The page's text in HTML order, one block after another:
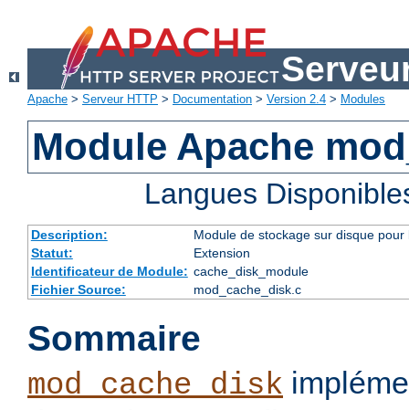
Apache > Serveur HTTP > Documentation > Version 2.4 > Modules
Module Apache
Langues
Description:
Module de stockage sur disque
Statut:
Extension
Identificateur de Module: cache_disk_module
Fichier Source:
mod_cache_disk.c
Sommaire
mod_cache_disk